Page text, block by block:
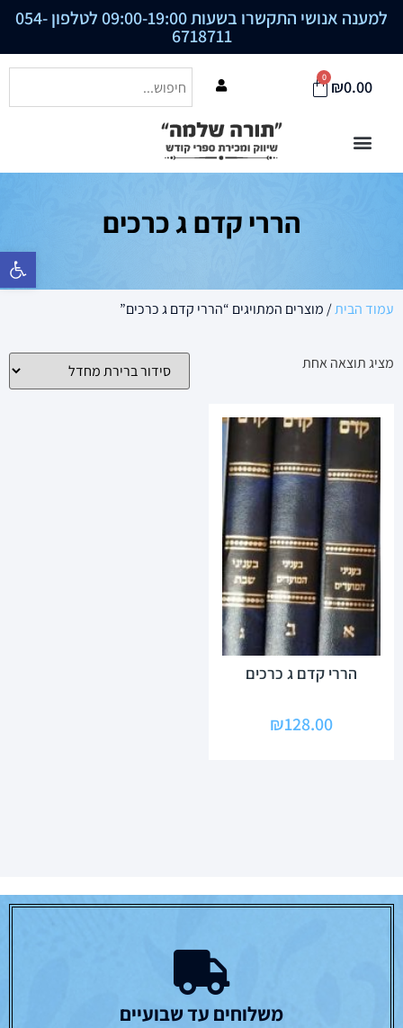
פתח סרגל
למענה אנושי התקשרו בשעות 09:00-19:00 לטלפון 054-
6718711
₪0.00
0
הררי קדם ג כרכים
עמוד הבית/ מוצרים המתויגים “הררי קדם ג כרכים”
מציג תוצאה אחת
הררי קדם ג כרכים
₪128.00
משלוחים עד שבועיים